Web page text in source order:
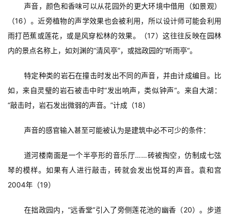
声音，颜色和香味可以从花园外的更大环境中借用（如景观）
（16）。近旁植物的声学效果也会被利用，所以设计师可能会利用
雨打芭蕉或莲花，或是风穿松林的效果。（17）这往往反映在园林
内的景点名称上，如刘渊的“清风亭”，或拙政园的“听雨亭”。
特定种类的岩石在撞击时发出不同的声音，并由计成编目。比
如，来自灵璧的岩石被击中时“发出响声，类似钟声”。来自大湖：
“敲击时，岩石发出微弱的声音。”计成（18）
声音的感官输入甚至可能被认为是建筑中必不可少的条件：
道河楼南面是一个半亭形的音乐厅……砖被掏空，仿制成七弦
琴的模样。如果有人进行敲击，砖就会发出悦耳的声音。袁和宫
2004年（19）
在拙政园内，“远香堂“引入了旁侧莲花池的幽香（20）。步道